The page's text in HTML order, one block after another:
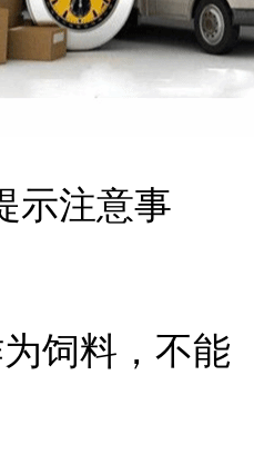
示注意事
饲料，不能